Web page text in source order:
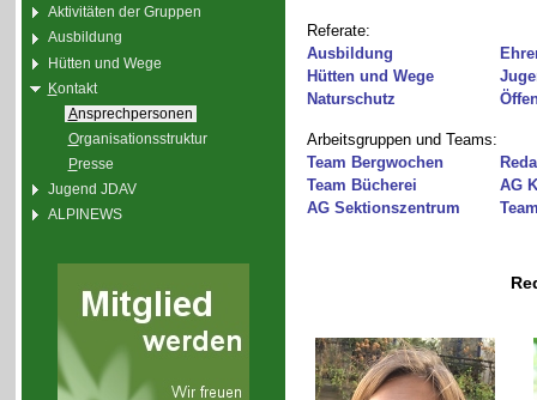
Aktivitäten der Gruppen
Ausbildung
Hütten und Wege
Kontakt
Ansprechpersonen
Organisationsstruktur
Presse
Jugend JDAV
ALPINEWS
Referate:
Ausbildung
Hütten und Wege
Naturschutz
Arbeitsgruppen und Teams:
Team Bergwochen
Team Bücherei
AG
AG Sektionszentrum